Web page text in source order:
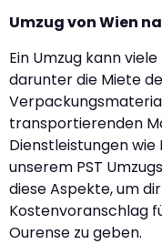
Umzug von Wien
Ein Umzug kann
darunter die Miete
transportierenden
Dienstleistungen
unserem PST
diese Aspekte, um
Kostenvoranschlag
Ourense zu geben.